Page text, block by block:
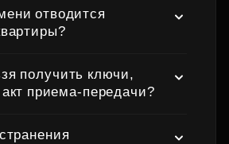
отводится
получить ключи,
приема‑передачи?